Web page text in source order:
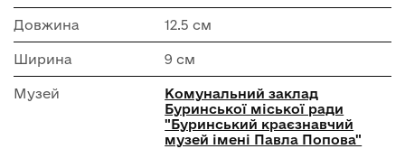
Довжина 12.5 см
Ширина 9 см
Музей
Комунальний заклад
Буринської міської ради
"Буринський краєзнавчий
музей імені Павла Попова"